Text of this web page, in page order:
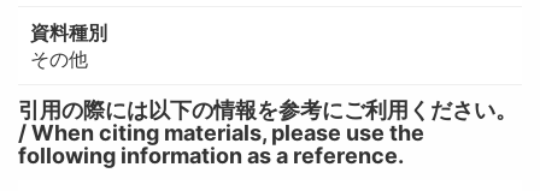
資料種別
その他
引用の際には以下の情報を参考にご利用ください。
/ When citing materials, please use the
following information as a reference.